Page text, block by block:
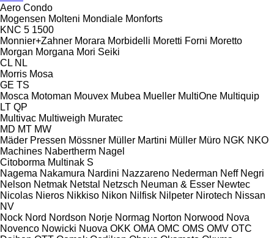
Aero Condo
Mogensen Molteni Mondiale Monforts
KNC 5 1500
Monnier+Zahner Morara Morbidelli Moretti Forni Moretto
Morgan Morgana Mori Seiki
CL NL
Morris Mosa
GE TS
Mosca Motoman Mouvex Mubea Mueller MultiOne Multiquip
LT QP
Multivac Multiweigh Muratec
MD MT MW
Mäder Pressen Mössner Müller Martini Müller Müro NGK NKO
Machines Nabertherm Nagel
Citoborma Multinak S
Nagema Nakamura Nardini Nazzareno Nederman Neff Negri
Nelson Netmak Netstal Netzsch Neuman & Esser Newtec
Nicolas Nieros Nikkiso Nikon Nilfisk Nilpeter Nirotech Nissan
NV
Nock Nord Nordson Norje Normag Norton Norwood Nova
Novenco Nowicki Nuova OKK OMA OMC OMS OMV OTC